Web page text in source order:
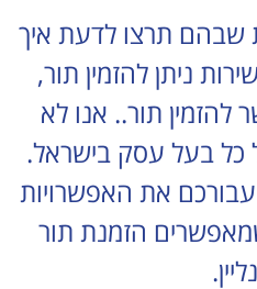
שבהם תרצו לדעת איך
ניתן להזמין תור,
להזמין תור.. אנו לא
כל בעל עסק בישראל.
את האפשרויות
הזמנת תור